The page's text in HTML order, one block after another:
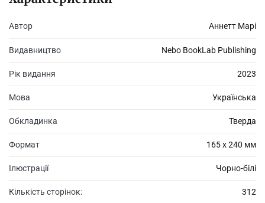
кінець світові… і Шіро.
Автор Аннетт Марі
Видавництво Nebo BookLab Publishing
Рік видання 2023
Мова Українська
Обкладинка Тверда
Формат 165 х 240 мм
Ілюстрації Чорно-білі
Кількість сторінок: 312